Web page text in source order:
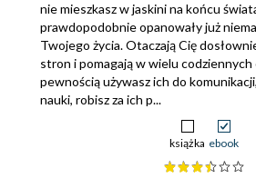
książka ebook
nie mieszkasz w jaskini na końcu
prawdopodobnie opanowały już
Twojego życia. Otaczają Cię
stron i pomagają w wielu codziennych
pewnością używasz ich do
nauki, robisz za ich p...